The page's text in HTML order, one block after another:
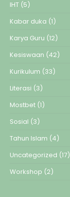
IHT (5)
Kabar duka (1)
Karya Guru (12)
Kesiswaan (42)
Kurikulum (33)
Literasi (3)
Mostbet (1)
Sosial (3)
Tahun Islam (4)
Uncategorized (17)
Workshop (2)